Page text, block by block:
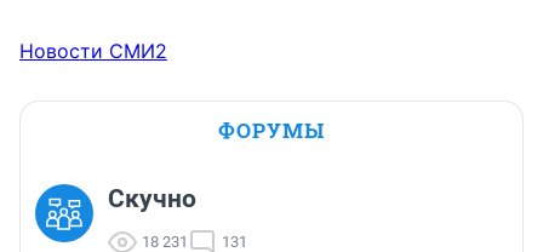
Новости СМИ2
ФОРУМЫ
Скучно
18 231 131